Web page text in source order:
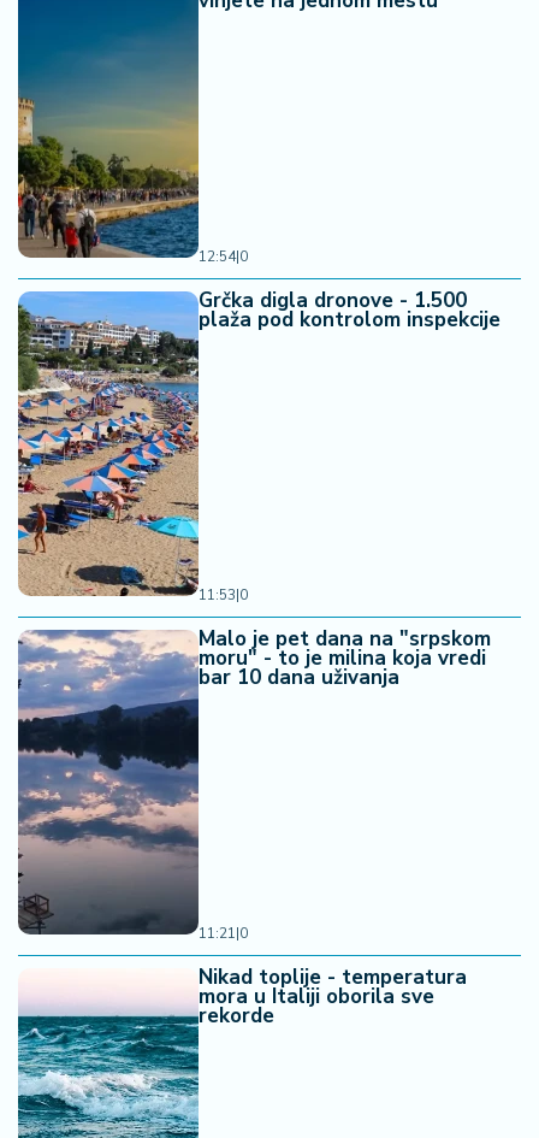
12:54|0
Grčka digla dronove - 1.500
plaža pod kontrolom inspekcije
11:53|0
Malo je pet dana na "srpskom
moru" - to je milina koja vredi
bar 10 dana uživanja
11:21|0
Nikad toplije - temperatura
mora u Italiji oborila sve
rekorde